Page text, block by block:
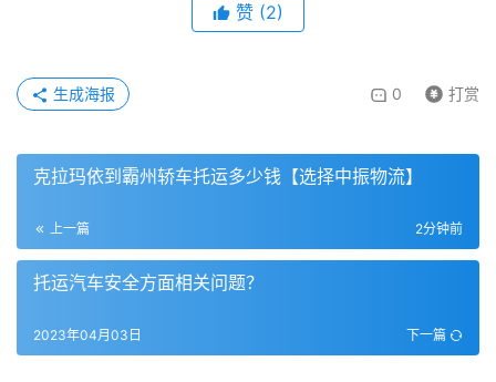
赞 (2)
0 打赏
生成海报
克拉玛依到霸州轿车托运多少钱【选择中振物流】
上一篇 2分钟前
托运汽车安全方面相关问题？
下一篇
2023年04月03日